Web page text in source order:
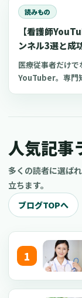
があります。この
連休前、年末年始
が必要な日だけ
しない運用の作り
きます。この記事
KPI（目標とする
「納得」して、
読みもの
【看護師
ンネル3選と成
医療従事者だけ
YouTuber。専門
看護師が
に興味がある一
人気記事
多くの読者に選ば
立ちます。
ブログTOPへ